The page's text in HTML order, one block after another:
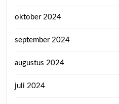
oktober 2024
september 2024
augustus 2024
juli 2024